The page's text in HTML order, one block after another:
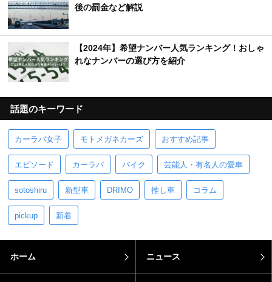
後の罰金など解説
【2024年】希望ナンバー人気ランキング！おしゃ
れなナンバーの選び方を紹介
話題のキーワード
カーラバ女子 モトメガネカーズ おすすめ記事
エピソード カーラバ バイク 芸能人・有名人の愛車
sotoshiru 新型車 DRIMO 推し車 コラム
pickup 新着
ホーム ニュース